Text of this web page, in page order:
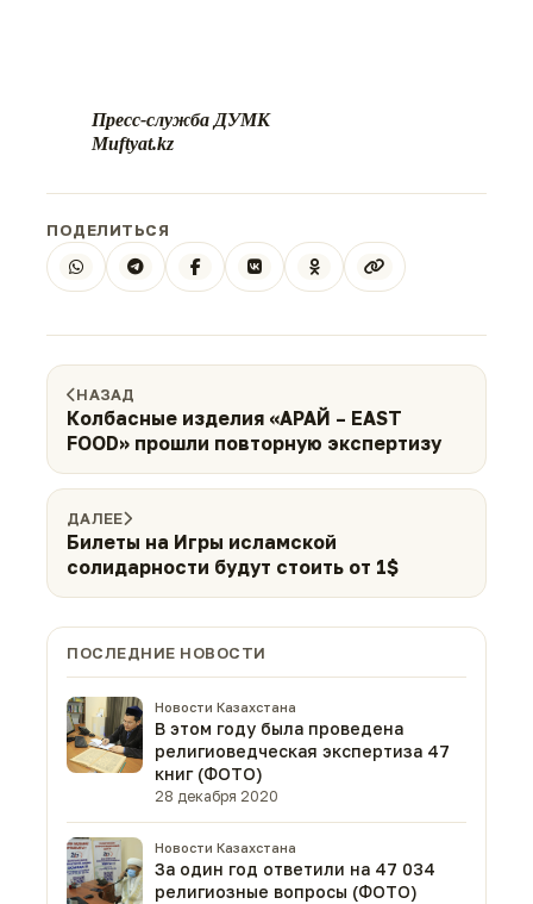
Пресс-служба ДУМК
Muftyat.kz
ПОДЕЛИТЬСЯ
НАЗАД
Колбасные изделия «АРАЙ – EAST
FOOD» прошли повторную экспертизу
ДАЛЕЕ
Билеты на Игры исламской
солидарности будут стоить от 1$
ПОСЛЕДНИЕ НОВОСТИ
Новости Казахстана
В этом году была проведена
религиоведческая экспертиза 47
книг (ФОТО)
28 декабря 2020
Новости Казахстана
За один год ответили на 47 034
религиозные вопросы (ФОТО)